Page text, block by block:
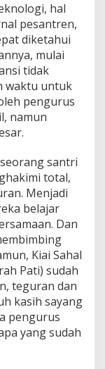
hal
pesantren,
diketahui
mulai
tidak
waktu untuk
pengurus
namun
santri
total,
Menjadi
belajar
Dan
Kiai Sahal
Pati) sudah
teguran dan
kasih sayang
pengurus
yang sudah